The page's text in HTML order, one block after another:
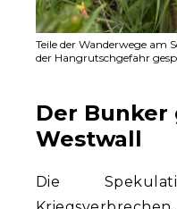
Teile der Wanderwege am
der Hangrutschgefahr
Der
Westwall
Die